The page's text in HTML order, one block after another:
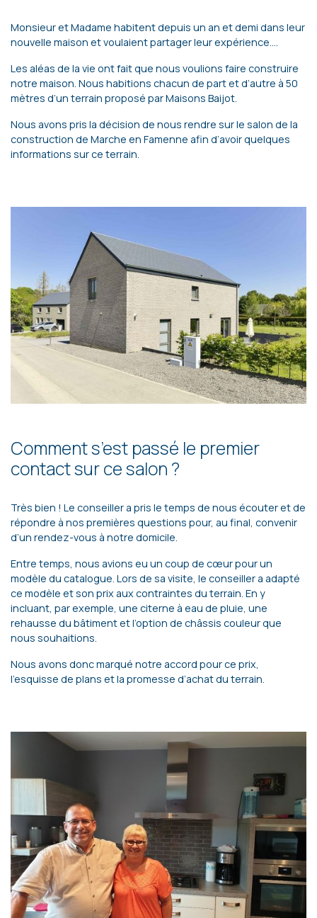
Monsieur et Madame habitent depuis un an et demi dans leur
nouvelle maison et voulaient partager leur expérience….
Les aléas de la vie ont fait que nous voulions faire construire
notre maison. Nous habitions chacun de part et d’autre à 50
mètres d’un terrain proposé par Maisons Baijot.
Nous avons pris la décision de nous rendre sur le salon de la
construction de Marche en Famenne afin d’avoir quelques
informations sur ce terrain.
Comment s’est passé le premier
contact sur ce salon ?
Très bien ! Le conseiller a pris le temps de nous écouter et de
répondre à nos premières questions pour, au final, convenir
d’un rendez-vous à notre domicile.
Entre temps, nous avions eu un coup de cœur pour un
modèle du catalogue. Lors de sa visite, le conseiller a adapté
ce modèle et son prix aux contraintes du terrain. En y
incluant, par exemple, une citerne à eau de pluie, une
rehausse du bâtiment et l’option de châssis couleur que
nous souhaitions.
Nous avons donc marqué notre accord pour ce prix,
l’esquisse de plans et la promesse d’achat du terrain.